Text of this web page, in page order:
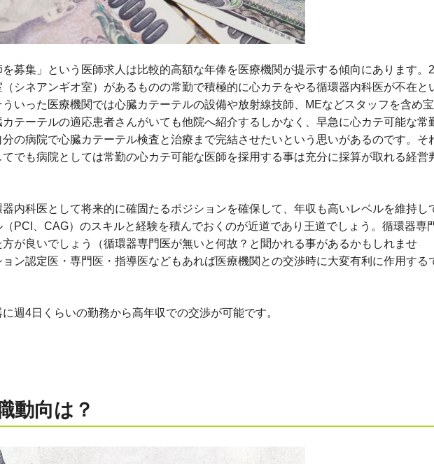
を募集」という医師求人は比較的高額な年俸を医療機関が提示する傾向にあります。2
シネアンギオ室）があるものの常勤で積極的に心カテをやる循環器内科医が不在と
いった医療機関では心臓カテーテルの設備や放射線技師、MEなどスタッフを含め
テーテルの適応患者さんがいても他院へ紹介するしかなく、早急に心カテ可能な常
の病院で心臓カテーテル検査と治療まで完結させたいという思いがあるのです。そ
でも病院としては常勤の心カテ可能な医師を採用する事は充分に採算が取れる経営
内科医として将来的に確固たるポジションを確保して、年収も高いレベルを維持し
PCI、CAG）のスキルと経験を積んでおくのが近道であり王道でしょう。循環器専
が良いでしょう（循環器専門医が無いと何故？と聞かれる事があるかもしれませ
ン認定医・専門医・指導医などもあれば医療機関との交渉時に大変有利に作用する
週4日くらいの勤務から高年収での交渉が可能です。
動向は？